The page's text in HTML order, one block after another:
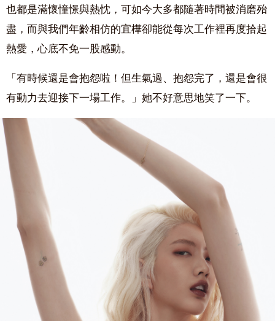
也都是滿懷憧憬與熱忱，可如今大多都隨著時間被消磨殆
盡，而與我們年齡相仿的宜樺卻能從每次工作裡再度拾起
熱愛，心底不免一股感動。
「有時候還是會抱怨啦！但生氣過、抱怨完了，還是會很
有動力去迎接下一場工作。」她不好意思地笑了一下。